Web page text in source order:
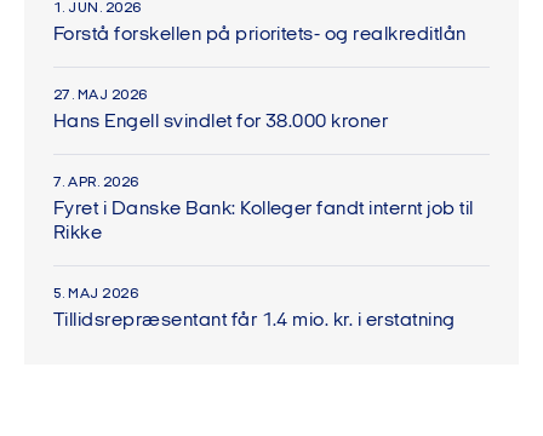
1. JUN. 2026
Forstå forskellen på prioritets- og realkreditlån
27. MAJ 2026
Hans Engell svindlet for 38.000 kroner
7. APR. 2026
Fyret i Danske Bank: Kolleger fandt internt job til
Rikke
5. MAJ 2026
Tillidsrepræsentant får 1.4 mio. kr. i erstatning